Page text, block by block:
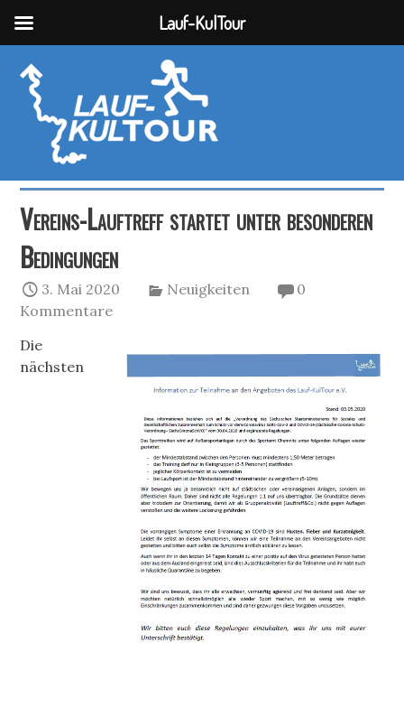
Vereins-Lauftreff startet unter besonderen
Bedingungen
3. Mai 2020 Neuigkeiten
0
Kommentare
Die
nächsten
Lauf-KulTour